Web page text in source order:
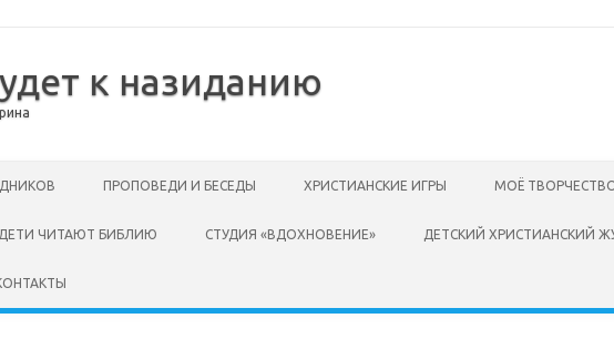
к назиданию
ПРОПОВЕДИ И БЕСЕДЫ ХРИСТИАНСКИЕ ИГРЫ МОЁ
ДЕТИ ЧИТАЮТ БИБЛИЮ СТУДИЯ «ВДОХНОВЕНИЕ» ДЕТСКИЙ ХРИСТИАНСКИЙ